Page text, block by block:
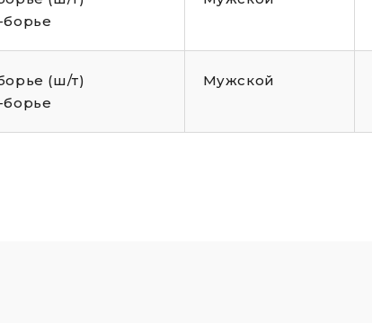
борье
(ш/т)
борье
Мужской